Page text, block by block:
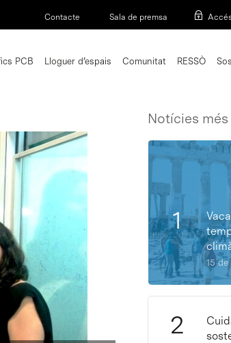
Contacte Sala de premsa
PCB Lloguer d’espais Comunitat RESSÒ
Notícies
15